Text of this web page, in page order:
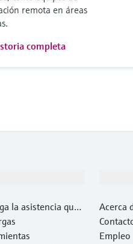
remota en áreas
completa
la asistencia que
con rapidez
Acerca
Empleo